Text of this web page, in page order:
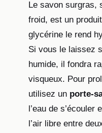
Le savon surgras,
froid, est un
glycérine le rend
Si vous le laissez
humide, il fondra
visqueux. Pour
utilisez un porte-
l’eau de
l’air libre entre